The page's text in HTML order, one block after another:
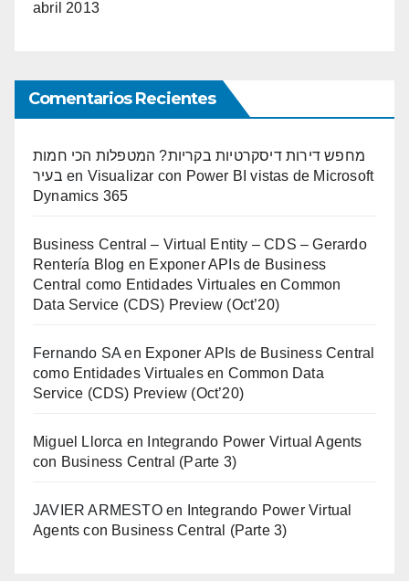
abril 2013
Comentarios Recientes
מחפש דירות דיסקרטיות בקריות? המטפלות הכי חמות
בעיר en Visualizar con Power BI vistas de Microsoft
Dynamics 365
Business Central – Virtual Entity – CDS – Gerardo
Rentería Blog en Exponer APIs de Business
Central como Entidades Virtuales en Common
Data Service (CDS) Preview (Oct’20)
Fernando SA en Exponer APIs de Business Central
como Entidades Virtuales en Common Data
Service (CDS) Preview (Oct’20)
Miguel Llorca en
Integrando Power Virtual Agents
con Business Central (Parte 3)
JAVIER ARMESTOen
Integrando Power Virtual
Agents con Business Central (Parte 3)